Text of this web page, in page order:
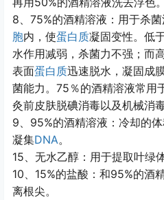
8 75%的酒精溶液：用于杀菌
胞内，使蛋白质凝固变性。低
水作用减弱，杀菌力不强；而
表面蛋白质迅速脱水，凝固成
菌能力。 75 ％的酒精溶液常用
灸前皮肤脱碘消毒以及机械消毒
9 95%的酒精溶液：冷却的
凝集DNA。
15 、无水乙醇：用于提取叶绿
10 15%的盐酸：和95%的酒
离根尖。